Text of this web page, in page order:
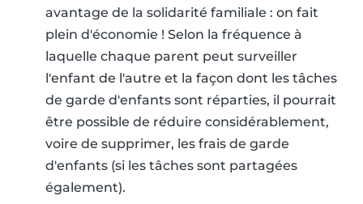
avantage de la solidarité familiale : on fait
plein d'économie ! Selon la fréquence à
laquelle chaque parent peut surveiller
l'enfant de l'autre et la façon dont les tâches
de garde d'enfants sont réparties, il pourrait
être possible de réduire considérablement,
voire de supprimer, les frais de garde
d'enfants (si les tâches sont partagées
également).